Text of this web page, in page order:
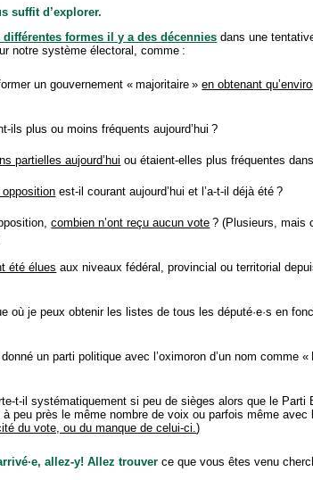
suffit d’explorer.
formes il y a des décennies dans une
notre système électoral, comme :
un gouvernement « majoritaire »en obtenant
ils plus ou moins fréquents aujourd’hui ?
partielles aujourd’hui ou étaient-elles plus fréquentes
est-il courant aujourd’hui et l’a-t-il déjà été ?
combien n’ont reçu aucun vote ? (Plusieurs, mais
été élues aux niveaux fédéral, provincial ou territorial
où je peux obtenir les listes de tous les député·e·s en
un parti politique avec l’oximoron d’un nom comme
t-il systématiquement si peu de sièges alors que le Parti
peu près le même nombre de voix ou parfois même avec
du vote, ou du manque de celui-ci.)
allez-y! Allez trouver ce que vous êtes venu